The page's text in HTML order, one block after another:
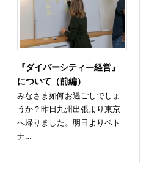
『ダイバーシティ—経営』
について（前編）
みなさま如何お過ごしでしょ
うか？昨日九州出張より東京
へ帰りました。明日よりベト
ナ…